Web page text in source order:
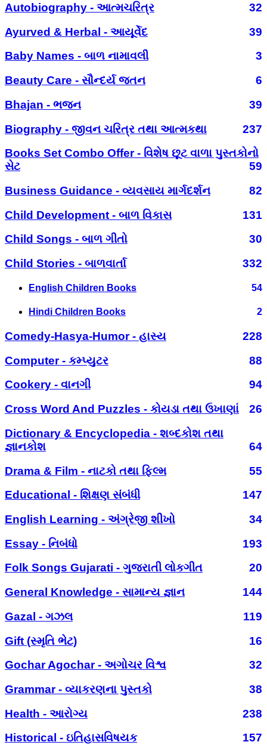
Autobiography - આત્મચરિત્ર
32
Ayurved & Herbal - આયૂર્વેદ
39
Baby Names - બાળ નામાવલી
3
Beauty Care - સૌન્દર્ય જતન
6
Bhajan - ભજન
39
Biography - જીવન ચરિત્ર તથા આત્મકથા
237
Books Set Combo Offer - વિશેષ છૂટ વાળા પુસ્તકોનો
સેટ
59
Business Guidance - વ્યવસાય માર્ગદર્શન
82
Child Development - બાળ વિકાસ
131
Child Songs - બાળ ગીતો
30
Child Stories - બાળવાર્તા
332
English Children Books 54
Hindi Children Books 2
Comedy-Hasya-Humor - હાસ્ય
228
Computer - કમ્પ્યુટર
88
Cookery - વાનગી
94
Cross Word And Puzzles - કોયડા તથા ઉખાણાં
26
Dictionary & Encyclopedia - શબ્દકોશ તથા
જ્ઞાનકોશ
64
Drama & Film - નાટકો તથા ફિલ્મ
55
Educational - શિક્ષણ સંબંધી
147
English Learning - અંગ્રેજી શીખો
34
Essay - નિબંધો
193
Folk Songs Gujarati - ગુજરાતી લોકગીત
20
General Knowledge - સામાન્ય જ્ઞાન
144
Gazal - ગઝલ
119
Gift (સ્મૃતિ ભેટ)
16
Gochar Agochar - અગોચર વિશ્વ
32
Grammar - વ્યાકરણના પુસ્તકો
38
Health - આરોગ્ય
238
Historical - ઇતિહાસવિષયક
157